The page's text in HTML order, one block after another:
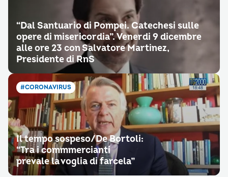
“Dal Santuario di Pompei. Catechesi sulle
opere di misericordia”. Venerdi 9 dicembre
alle ore 23 con Salvatore Martinez,
Presidente di RnS
#CORONAVIRUS
Il tempo sospeso/De Bortoli:
“Tra i commmercianti
prevale la voglia di farcela”